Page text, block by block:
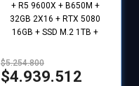
+ R5 9600X + B650M +
32GB 2X16 + RTX 5080
16GB + SSD M.2 1TB +
GAMER PECERA
$5.254.800
$4.939.512